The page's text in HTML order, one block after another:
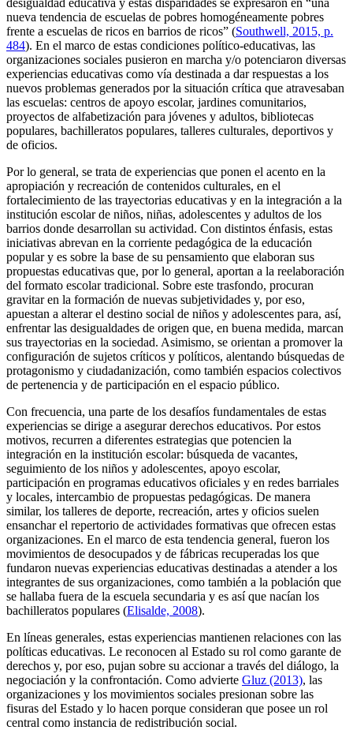
nueva tendencia de escuelas de pobres homogéneamente pobres
frente a escuelas de ricos en barrios de ricos” (Southwell, 2015, p.
484). En el marco de estas condiciones político-educativas, las
organizaciones sociales pusieron en marcha y/o potenciaron diversas
experiencias educativas como vía destinada a dar respuestas a los
nuevos problemas generados por la situación crítica que atravesaban
las escuelas: centros de apoyo escolar, jardines comunitarios,
proyectos de alfabetización para jóvenes y adultos, bibliotecas
populares, bachilleratos populares, talleres culturales, deportivos y
de oficios.
Por lo general, se trata de experiencias que ponen el acento en la
apropiación y recreación de contenidos culturales, en el
fortalecimiento de las trayectorias educativas y en la integración a la
institución escolar de niños, niñas, adolescentes y adultos de los
barrios donde desarrollan su actividad. Con distintos énfasis, estas
iniciativas abrevan en la corriente pedagógica de la educación
popular y es sobre la base de su pensamiento que elaboran sus
propuestas educativas que, por lo general, aportan a la reelaboración
del formato escolar tradicional. Sobre este trasfondo, procuran
gravitar en la formación de nuevas subjetividades y, por eso,
apuestan a alterar el destino social de niños y adolescentes para, así,
enfrentar las desigualdades de origen que, en buena medida, marcan
sus trayectorias en la sociedad. Asimismo, se orientan a promover la
configuración de sujetos críticos y políticos, alentando búsquedas de
protagonismo y ciudadanización, como también espacios colectivos
de pertenencia y de participación en el espacio público.
Con frecuencia, una parte de los desafíos fundamentales de estas
experiencias se dirige a asegurar derechos educativos. Por estos
motivos, recurren a diferentes estrategias que potencien la
integración en la institución escolar: búsqueda de vacantes,
seguimiento de los niños y adolescentes, apoyo escolar,
participación en programas educativos oficiales y en redes barriales
y locales, intercambio de propuestas pedagógicas. De manera
similar, los talleres de deporte, recreación, artes y oficios suelen
ensanchar el repertorio de actividades formativas que ofrecen estas
organizaciones. En el marco de esta tendencia general, fueron los
movimientos de desocupados y de fábricas recuperadas los que
fundaron nuevas experiencias educativas destinadas a atender a los
integrantes de sus organizaciones, como también a la población que
se hallaba fuera de la escuela secundaria y es así que nacían los
bachilleratos populares (Elisalde, 2008).
En líneas generales, estas experiencias mantienen relaciones con las
políticas educativas. Le reconocen al Estado su rol como garante de
derechos y, por eso, pujan sobre su accionar a través del diálogo, la
negociación y la confrontación. Como advierte Gluz (2013), las
organizaciones y los movimientos sociales presionan sobre las
fisuras del Estado y lo hacen porque consideran que posee un rol
central como instancia de redistribución social.